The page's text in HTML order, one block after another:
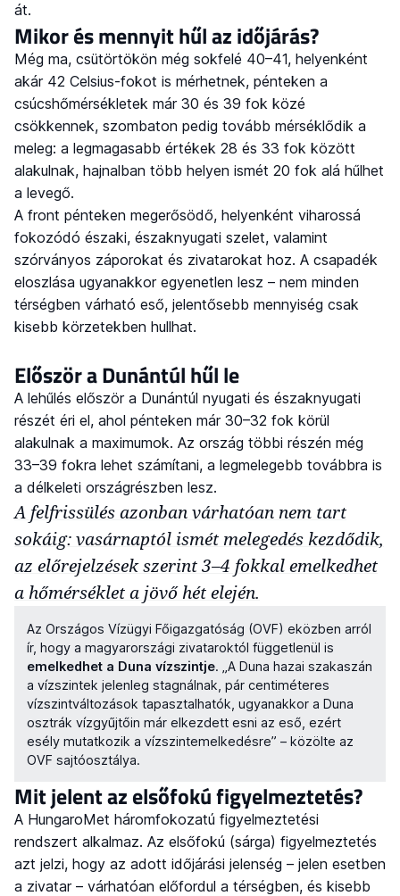
át.
Mikor és mennyit hűl az időjárás?
Még ma, csütörtökön még sokfelé 40–41, helyenként
akár 42 Celsius-fokot is mérhetnek, pénteken a
csúcshőmérsékletek már 30 és 39 fok közé
csökkennek, szombaton pedig tovább mérséklődik a
meleg: a legmagasabb értékek 28 és 33 fok között
alakulnak, hajnalban több helyen ismét 20 fok alá hűlhet
a levegő.
A front pénteken megerősödő, helyenként viharossá
fokozódó északi, északnyugati szelet, valamint
szórványos záporokat és zivatarokat hoz. A csapadék
eloszlása ugyanakkor egyenetlen lesz – nem minden
térségben várható eső, jelentősebb mennyiség csak
kisebb körzetekben hullhat.
Először a Dunántúl hűl le
A lehűlés először a Dunántúl nyugati és északnyugati
részét éri el, ahol pénteken már 30–32 fok körül
alakulnak a maximumok. Az ország többi részén még
33–39 fokra lehet számítani, a legmelegebb továbbra is
a délkeleti országrészben lesz.
A felfrissülés azonban várhatóan nem tart
sokáig: vasárnaptól ismét melegedés kezdődik,
az előrejelzések szerint 3–4 fokkal emelkedhet
a hőmérséklet a jövő hét elején.
Az Országos Vízügyi Főigazgatóság (OVF) eközben arról
ír, hogy a magyarországi zivataroktól függetlenül is
emelkedhet a Duna vízszintje. „A Duna hazai szakaszán
a vízszintek jelenleg stagnálnak, pár centiméteres
vízszintváltozások tapasztalhatók, ugyanakkor a Duna
osztrák vízgyűjtőin már elkezdett esni az eső, ezért
esély mutatkozik a vízszintemelkedésre” – közölte az
OVF sajtóosztálya.
Mit jelent az elsőfokú figyelmeztetés?
A HungaroMet háromfokozatú figyelmeztetési
rendszert alkalmaz. Az elsőfokú (sárga) figyelmeztetés
azt jelzi, hogy az adott időjárási jelenség – jelen esetben
a zivatar – várhatóan előfordul a térségben, és kisebb